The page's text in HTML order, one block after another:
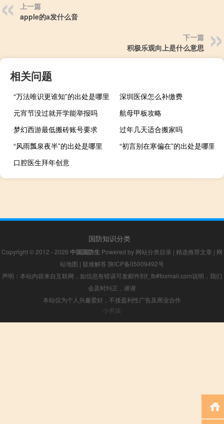
上一篇
apple的a发什么音
下一篇
积极乐观向上是什么意思
相关问题
“万法唯识更谁知”的出处是哪里
深圳医保怎么补缴费
元宵节没过就开学能举报吗
航母甲板攻略
梦幻西游最低搬砖账号要求
过年几天适合搬家吗
“风雨瓢泉夜半”的出处是哪里
“初言别在寒偏在”的出处是哪里
口腔医生拜年创意
国防知识分类
Copyright © 2012 - 2026 中国国防生 Powered by 网站分类目录 | 精选推荐文章 | 网
站地图 | 疑难解答 陕ICP备05009492号
声明：本站内容来自互联网，如信息有错误可发邮件到f_fb#foxmail.com说明，我们
会及时纠正，谢谢
本站仅为个人兴趣爱好，不接盈利性广告及商业合作
小男孩